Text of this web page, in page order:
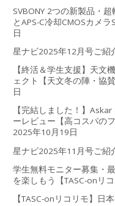
SVBONY 2つの新製品・
とAPS-C冷却CMOSカメラ
日
星ナビ2025年12月号ご紹
【終活＆学生支援】天文
ェクト【天文冬の陣・協賛
日
【完結しました！】
ーレビュー【高コスパの
2025年10月19日
星ナビ2025年11月号ご紹
学生無料モニター募集・
を楽しもう【TASC-onリコ
【TASC-onリコリモ】日